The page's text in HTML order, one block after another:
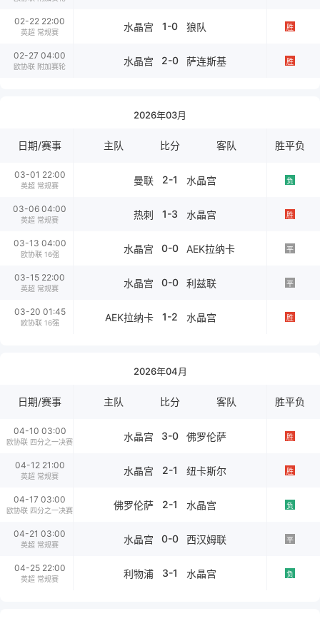
02-22 22:00
英超 常规赛 水晶宫 1-0 狼队 胜
02-27 04:00
欧协联 附加赛轮 水晶宫 2-0 萨连斯基 胜
2026年03月
日期/赛事 主队 比分 客队 胜平负
03-01 22:00
英超 常规赛 曼联 2-1 水晶宫 负
03-06 04:00
英超 常规赛 热刺 1-3 水晶宫 胜
03-13 04:00
欧协联 16强 水晶宫 0-0 AEK拉纳卡 平
03-15 22:00
英超 常规赛 水晶宫 0-0 利兹联 平
03-20 01:45
欧协联 16强 AEK拉纳卡 1-2 水晶宫 胜
2026年04月
日期/赛事 主队 比分 客队 胜平负
04-10 03:00
欧协联 四分之一决赛 水晶宫 3-0 佛罗伦萨 胜
04-12 21:00
英超 常规赛 水晶宫 2-1 纽卡斯尔 胜
04-17 03:00
欧协联 四分之一决赛 佛罗伦萨 2-1 水晶宫 负
04-21 03:00
英超 常规赛 水晶宫 0-0 西汉姆联 平
04-25 22:00
英超 常规赛 利物浦 3-1 水晶宫 负